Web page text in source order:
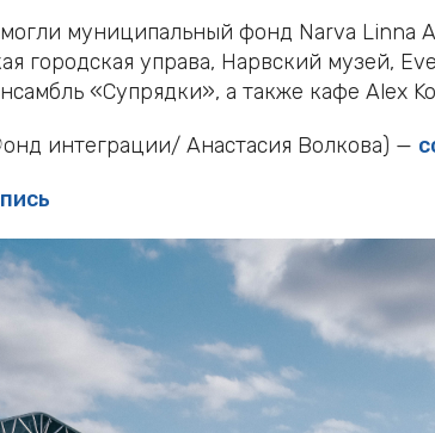
муниципальный фонд Narva Linna
городская управа, Нарвский музей,
«Супрядки», а также кафе Alex
интеграции/ Анастасия Волкова) —